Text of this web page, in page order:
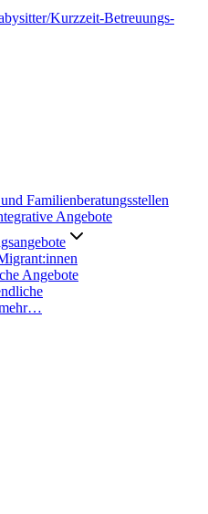
Kurzzeit-Betreuungs-
Familienberatungsstellen
Angebote
Angebote